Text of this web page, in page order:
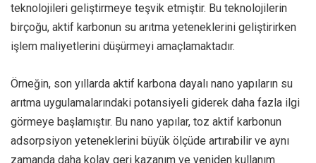
teknolojileri geliştirmeye teşvik etmiştir. Bu teknolojilerin
birçoğu, aktif karbonun su arıtma yeteneklerini geliştirirken
işlem maliyetlerini düşürmeyi amaçlamaktadır.
Örneğin, son yıllarda aktif karbona dayalı nano yapıların su
arıtma uygulamalarındaki potansiyeli giderek daha fazla ilgi
görmeye başlamıştır. Bu nano yapılar, toz aktif karbonun
adsorpsiyon yeteneklerini büyük ölçüde artırabilir ve aynı
zamanda daha kolay geri kazanım ve yeniden kullanım